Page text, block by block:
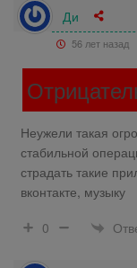
Ди
56 лет назад
Неужели такая
стабильной
страдать такие
вконтакте, музыку
0